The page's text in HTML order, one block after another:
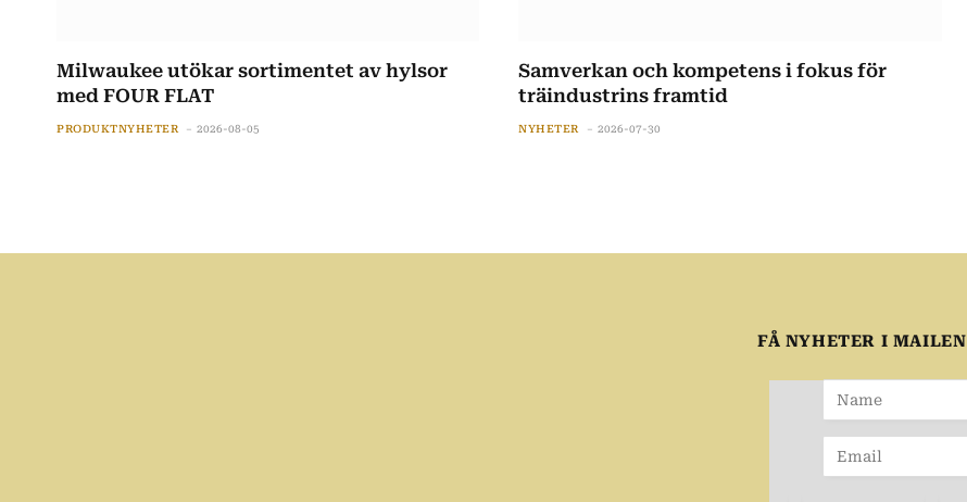
Milwaukee utökar sortimentet av hylsor
med FOUR FLAT
PRODUKTNYHETER 2026-08-05
Samverkan och kompetens i fokus för
träindustrins framtid
NYHETER 2026-07-30
FÅ NYHETER I MAILEN